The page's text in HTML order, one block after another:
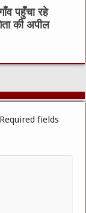
पहुँचा रहे
की अपील
Required fields